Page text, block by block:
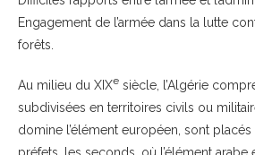
Engagement de l’armée dans la lutte
forêts.
Au milieu du XIXe siècle, l’Algérie
subdivisées en territoires civils ou
domine l’élément européen, sont
préfets, les seconds, où l’élément arabe